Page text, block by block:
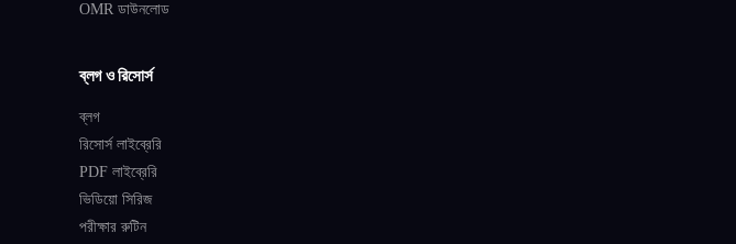
OMR ডাউনলোড
ব্লগ ও রিসোর্স
ব্লগ
রিসোর্স লাইব্রেরি
PDF লাইব্রেরি
ভিডিয়ো সিরিজ
পরীক্ষার রুটিন